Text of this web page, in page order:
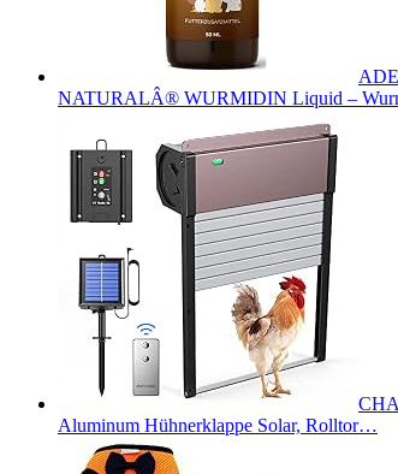
NATURALÂ® WURMIDIN Liquid –
Aluminum Hühnerklappe Solar, Rolltor…